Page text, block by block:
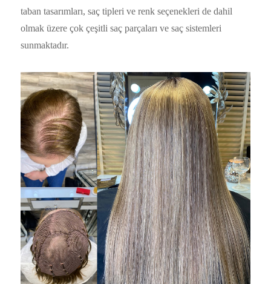
taban tasarımları, saç tipleri ve renk seçenekleri de dahil
olmak üzere çok çeşitli saç parçaları ve saç sistemleri
sunmaktadır.